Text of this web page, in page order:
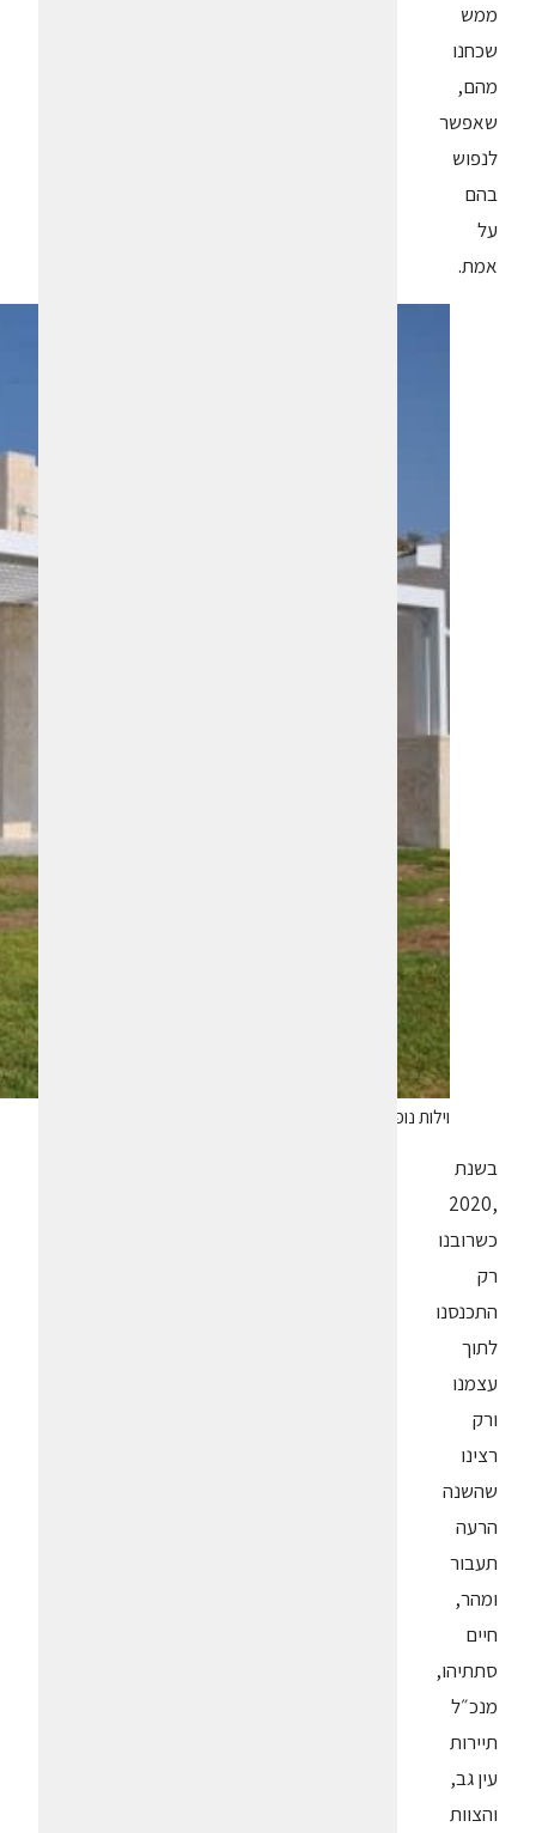
ממש
שכחנו
מהם,
שאפשר
לנפוש
בהם
על
אמת.
וילות נופש חדשות בעין גב. צילום איריס לוי
בשנת
,2020
כשרובנו
רק
התכנסנו
לתוך
עצמנו
ורק
רצינו
שהשנה
הרעה
תעבור
ומהר,
חיים
סתתיהו,
מנכ״ל
תיירות
עין גב,
והצוות